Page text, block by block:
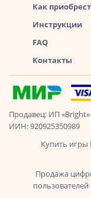
Как
Инструкции
FAQ
Контакты
Продавец: ИП «Bright»
ИИН: 920925350989
Купить игры
Продажа